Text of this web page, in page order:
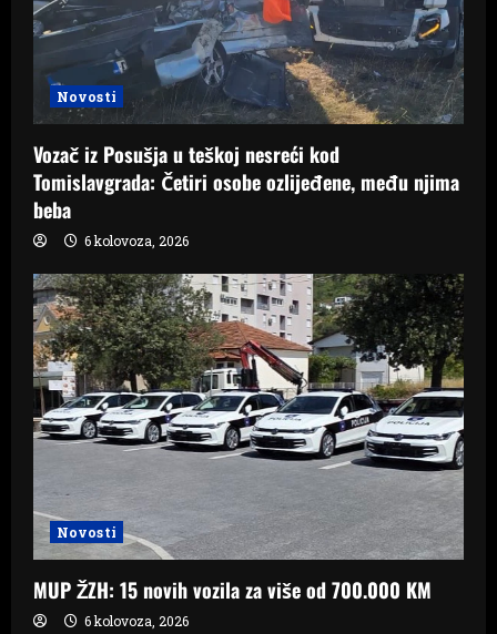
Novosti
Vozač iz Posušja u teškoj nesreći kod
Tomislavgrada: Četiri osobe ozlijeđene, među njima
beba
6 kolovoza, 2026
Novosti
MUP ŽZH: 15 novih vozila za više od 700.000 KM
6 kolovoza, 2026